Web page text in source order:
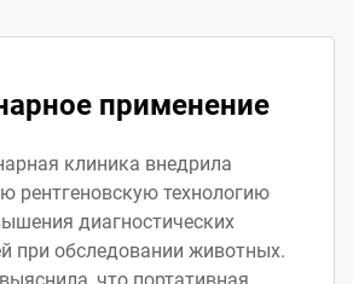
применение
клиника внедрила
рентгеновскую технологию
диагностических
при обследовании животных.